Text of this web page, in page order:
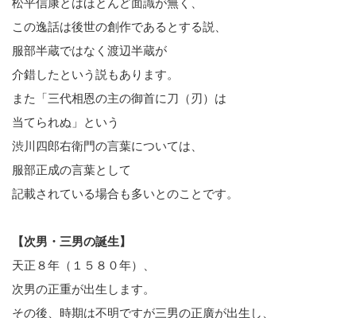
松平信康とはほとんど面識が無く、
この逸話は後世の創作であるとする説、
服部半蔵ではなく渡辺半蔵が
介錯したという説もあります。
また「三代相恩の主の御首に刀（刃）は
当てられぬ」という
渋川四郎右衛門の言葉については、
服部正成の言葉として
記載されている場合も多いとのことです。
【次男・三男の誕生】
天正８年（１５８０年）、
次男の正重が出生します。
その後、時期は不明ですが三男の正廣が出生し、